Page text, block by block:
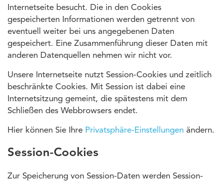
Internetseite besucht. Die in den Cookies
gespeicherten Informationen werden getrennt von
eventuell weiter bei uns angegebenen Daten
gespeichert. Eine Zusammenführung dieser Daten mit
anderen Datenquellen nehmen wir nicht vor.
Unsere Internetseite nutzt Session-Cookies und zeitlich
beschränkte Cookies. Mit Session ist dabei eine
Internetsitzung gemeint, die spätestens mit dem
Schließen des Webbrowsers endet.
Hier können Sie Ihre Privatsphäre-Einstellungen ändern.
Session-Cookies
Zur Speicherung von Session-Daten werden Session-